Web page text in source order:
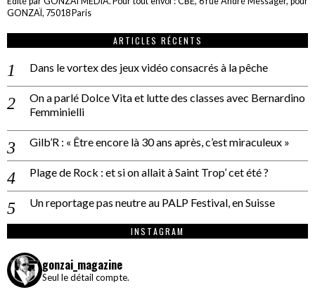
GONZAÏ, 75018 Paris
ARTICLES RÉCENTS
Dans le vortex des jeux vidéo consacrés à la pêche
On a parlé Dolce Vita et lutte des classes avec Bernardino
Femminielli
Gilb’R : « Être encore là 30 ans après, c’est miraculeux »
Plage de Rock : et si on allait à Saint Trop’ cet été ?
Un reportage pas neutre au PALP Festival, en Suisse
INSTAGRAM
gonzai_magazine
Seul le détail compte.